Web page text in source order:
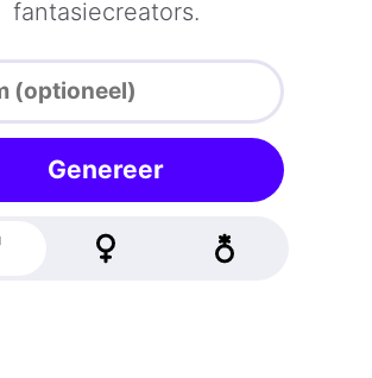
fantasiecreators.
Genereer